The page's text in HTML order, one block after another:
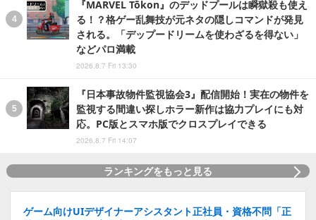
『MARVEL Tōkon』のデッドプールは瞬獄殺も使え
る！？格ゲー乱舞技が元ネタの隠しコマンドが発見
される。「デップードリームを使わざるを得ない」
などパロ満載
2026.8.7 Fri 13:30
『日本事故物件監視協会3』配信開始！実在の物件を
監視する間違い探しホラー新作は協力プレイにも対
応。PC版とスマホ版でクロスプレイできる
2026.8.7 Fri 14:07
ランキングをもっと見る
ゲーム向けUIデザイナーアシスタント正社員・資格不問「正